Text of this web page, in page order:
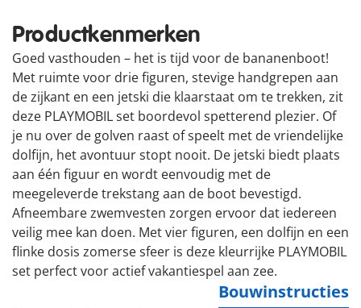
Productkenmerken
Goed vasthouden – het is tijd voor de bananenboot!
Met ruimte voor drie figuren, stevige handgrepen aan
de zijkant en een jetski die klaarstaat om te trekken, zit
deze PLAYMOBIL set boordevol spetterend plezier. Of
je nu over de golven raast of speelt met de vriendelijke
dolfijn, het avontuur stopt nooit. De jetski biedt plaats
aan één figuur en wordt eenvoudig met de
meegeleverde trekstang aan de boot bevestigd.
Afneembare zwemvesten zorgen ervoor dat iedereen
veilig mee kan doen. Met vier figuren, een dolfijn en een
flinke dosis zomerse sfeer is deze kleurrijke PLAYMOBIL
set perfect voor actief vakantiespel aan zee.
Bouwinstructies